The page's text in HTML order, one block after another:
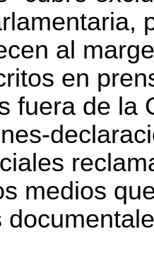
al
en
fuera de la
medios